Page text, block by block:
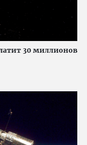
30 миллионов